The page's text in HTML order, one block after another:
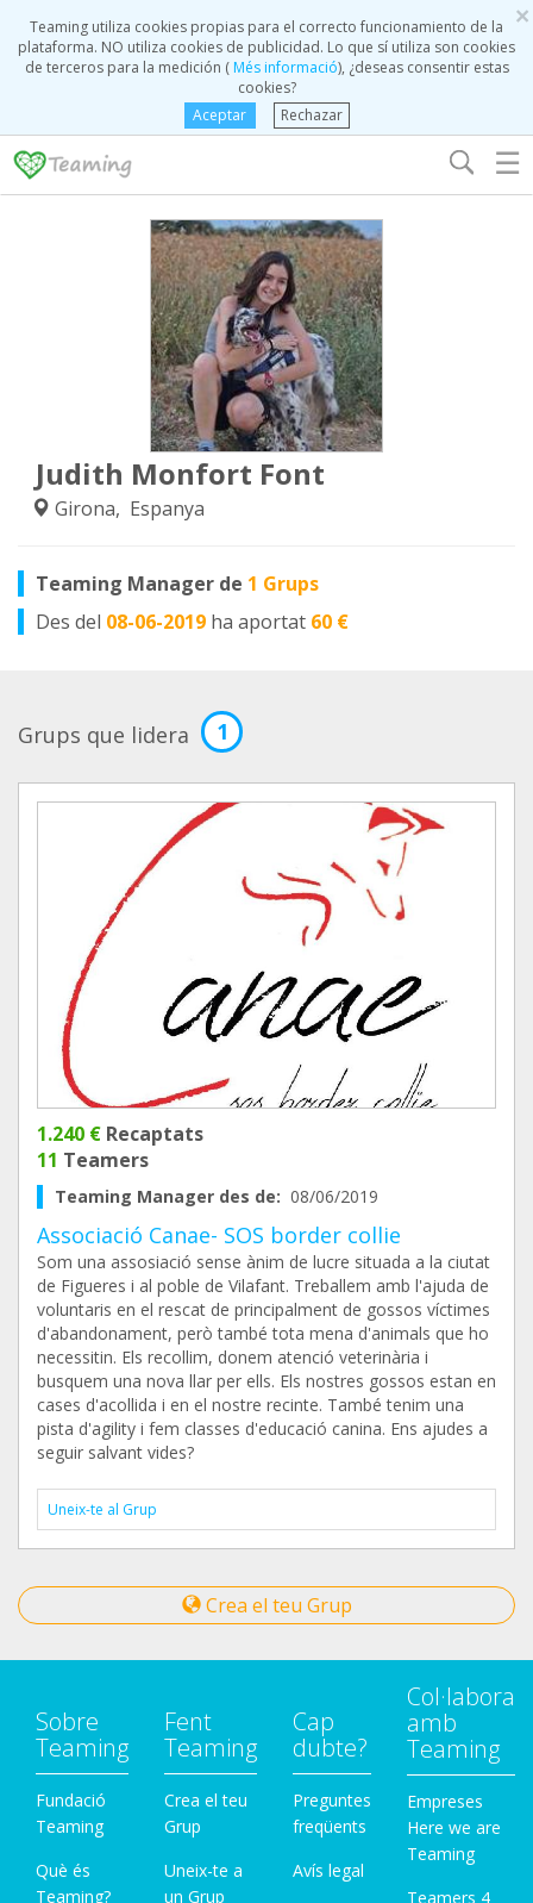
×
Teaming utiliza cookies propias para el correcto funcionamiento de la
plataforma. NO utiliza cookies de publicidad. Lo que sí utiliza son cookies
de terceros para la medición (Més informació), ¿deseas consentir estas
cookies?
Aceptar
Rechazar
☰
Judith Monfort Font
Girona, Espanya
Teaming Manager de 1 Grups
Des del 08-06-2019 ha aportat 60 €
Grups que lidera 1
1.240 € Recaptats
11 Teamers
Teaming Manager des de: 08/06/2019
Associació Canae- SOS border collie
Som una assosiació sense ànim de lucre situada a la ciutat
de Figueres i al poble de Vilafant. Treballem amb l'ajuda de
voluntaris en el rescat de principalment de gossos víctimes
d'abandonament, però també tota mena d'animals que ho
necessitin. Els recollim, donem atenció veterinària i
busquem una nova llar per ells. Els nostres gossos estan en
cases d'acollida i en el nostre recinte. També tenim una
pista d'agility i fem classes d'educació canina. Ens ajudes a
seguir salvant vides?
Uneix-te al Grup
Crea el teu Grup
Sobre
Teaming
Fundació
Teaming
Què és
Teaming?
Fent
Teaming
Crea el teu
Grup
Uneix-te a
un Grup
Cap
dubte?
Preguntes
freqüents
Avís legal
Col·labora
amb
Teaming
Empreses
Here we are
Teaming
Teamers 4